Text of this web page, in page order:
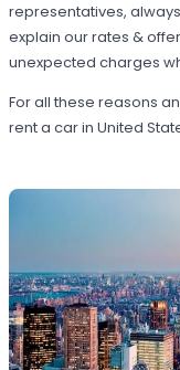
representatives,
explain our rates &
unexpected charges
For all these reasons
rent a car in United